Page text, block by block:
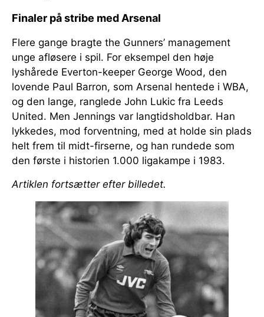
Finaler på stribe med Arsenal
Flere gange bragte the Gunners’ management
unge afløsere i spil. For eksempel den høje
lyshårede Everton-keeper George Wood, den
lovende Paul Barron, som Arsenal hentede i WBA,
og den lange, ranglede John Lukic fra Leeds
United. Men Jennings var langtidsholdbar. Han
lykkedes, mod forventning, med at holde sin plads
helt frem til midt-firserne, og han rundede som
den første i historien 1.000 ligakampe i 1983.
Artiklen fortsætter efter billedet.